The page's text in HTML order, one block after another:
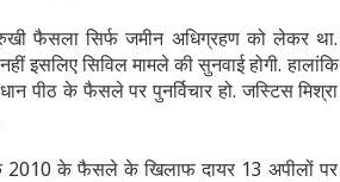
फैसला सिर्फ जमीन अधिग्रहण को लेकर था.
इसलिए सिविल मामले की सुनवाई होगी. हालांकि
पीठ के फैसले पर पुनर्विचार हो. जस्टिस मिश्रा
के 2010 के फैसले के खिलाफ दायर 13 अपीलों पर